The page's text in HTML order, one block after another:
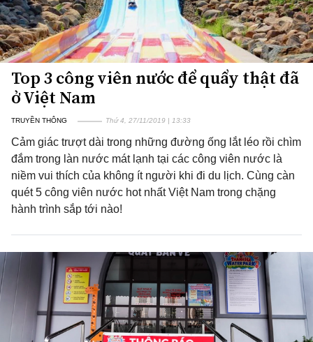
Top 3 công viên nước để quẩy thật đã
ở Việt Nam
TRUYỀN THÔNG Thứ 4, 27/11/2019 | 13:33
Cảm giác trượt dài trong những đường ống lắt léo rồi chìm
đắm trong làn nước mát lạnh tại các công viên nước là
niềm vui thích của không ít người khi đi du lịch. Cùng càn
quét 5 công viên nước hot nhất Việt Nam trong chặng
hành trình sắp tới nào!